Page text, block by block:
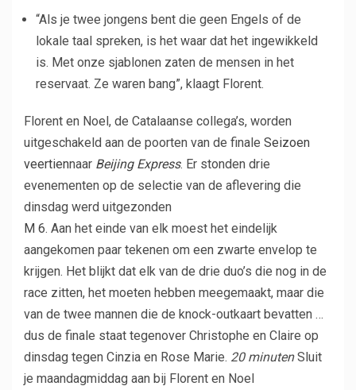
“Als je twee jongens bent die geen Engels of de
lokale taal spreken, is het waar dat het ingewikkeld
is. Met onze sjablonen zaten de mensen in het
reservaat. Ze waren bang”, klaagt Florent.
Florent en Noel, de Catalaanse collega’s, worden
uitgeschakeld aan de poorten van de finale Seizoen
veertiennaar Beijing Express. Er stonden drie
evenementen op de selectie van de aflevering die
dinsdag werd uitgezonden
M 6. Aan het einde van elk moest het eindelijk
aangekomen paar tekenen om een ​​zwarte envelop te
krijgen. Het blijkt dat elk van de drie duo’s die nog in de
race zitten, het moeten hebben meegemaakt, maar die
van de twee mannen die de knock-outkaart bevatten …
dus de finale staat tegenover Christophe en Claire op
dinsdag tegen Cinzia en Rose Marie. 20 minutenSluit
je maandagmiddag aan bij Florent en Noel